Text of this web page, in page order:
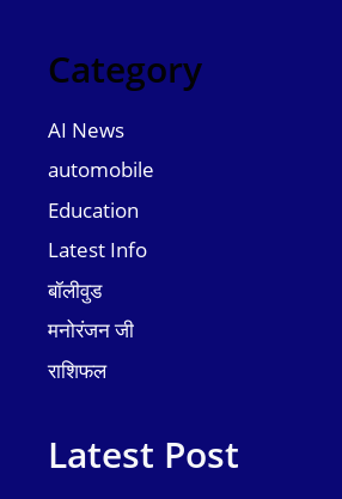
Category
AI News
automobile
Education
Latest Info
बॉलीवुड
मनोरंजन जी
राशिफल
Latest Post